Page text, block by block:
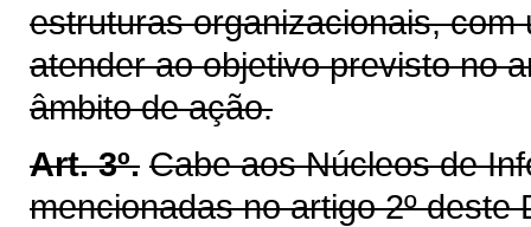
estruturas organizacionais,
atender ao objetivo previsto no
âmbito de ação.
Art. 3º. Cabe aos Núcleos de
mencionadas no artigo 2º